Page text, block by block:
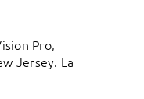
Pro,
Jersey. La